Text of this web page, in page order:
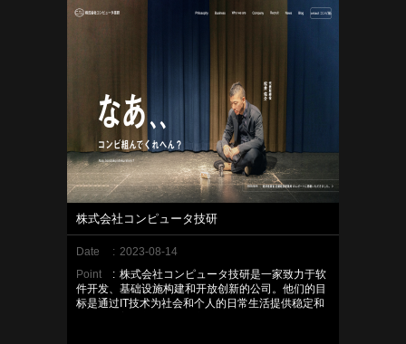
株式会社コンピュータ技研
Date : 2023-08-14
Point
: 株式会社コンピュータ技研是一家致力于软
件开发、基础设施构建和开放创新的公司。他们的目
标是通过IT技术为社会和个人的日常生活提供稳定和